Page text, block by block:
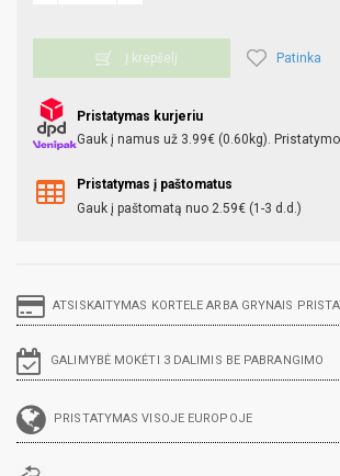
Į krepšelį Patinka
Pristatymas kurjeriu
Gauk į namus už 3.99€ (0.60kg).
Pristatymas į paštomatus
Gauk į paštomatą nuo 2.59€ (1-3 d.d.)
ATSISKAITYMAS KORTELE ARBA GRYNAIS
GALIMYBĖ MOKĖTI 3 DALIMIS BE PABRANGIMO
PRISTATYMAS VISOJE EUROPOJE